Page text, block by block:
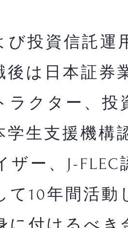
投資信託運
後は日本証券
ラクター、投
生支援機構
ー、J-FLEC
て10年間活動